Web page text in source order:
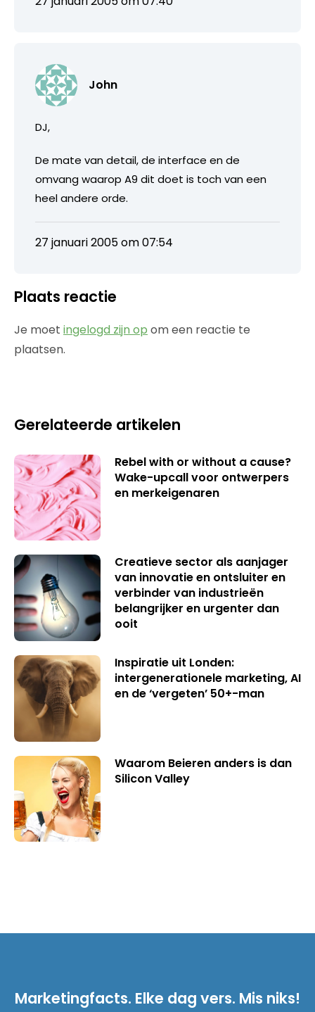
John
DJ,
De mate van detail, de interface en de
omvang waarop A9 dit doet is toch van een
heel andere orde.
27 januari 2005 om 07:54
Plaats reactie
Je moet ingelogd zijn op om een reactie te
plaatsen.
Gerelateerde artikelen
Rebel with or without a cause?
Wake-upcall voor ontwerpers
en merkeigenaren
Creatieve sector als aanjager
van innovatie en ontsluiter en
verbinder van industrieën
belangrijker en urgenter dan
ooit
Inspiratie uit Londen:
intergenerationele marketing, AI
en de ‘vergeten’ 50+-man
Waarom Beieren anders is dan
Silicon Valley
Marketingfacts. Elke dag vers. Mis niks!